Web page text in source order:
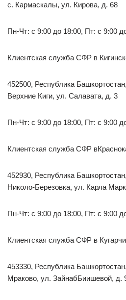
с. Кармаскалы, ул. Кирова, д. 68
Пн-Чт: с 9:00 до 18:00, Пт: с 9:00
Клиентская служба СФР в
452500, Республика
Верхние Киги, ул. Салавата, д. 3
Пн-Чт: с 9:00 до 18:00, Пт: с 9:00
Клиентская служба СФР
452930, Республика
Николо-Березовка, ул. Карла
Пн-Чт: с 9:00 до 18:00, Пт: с 9:00
Клиентская служба СФР в
453330, Республика
Мраково, ул. ЗайнабБиишевой, д.